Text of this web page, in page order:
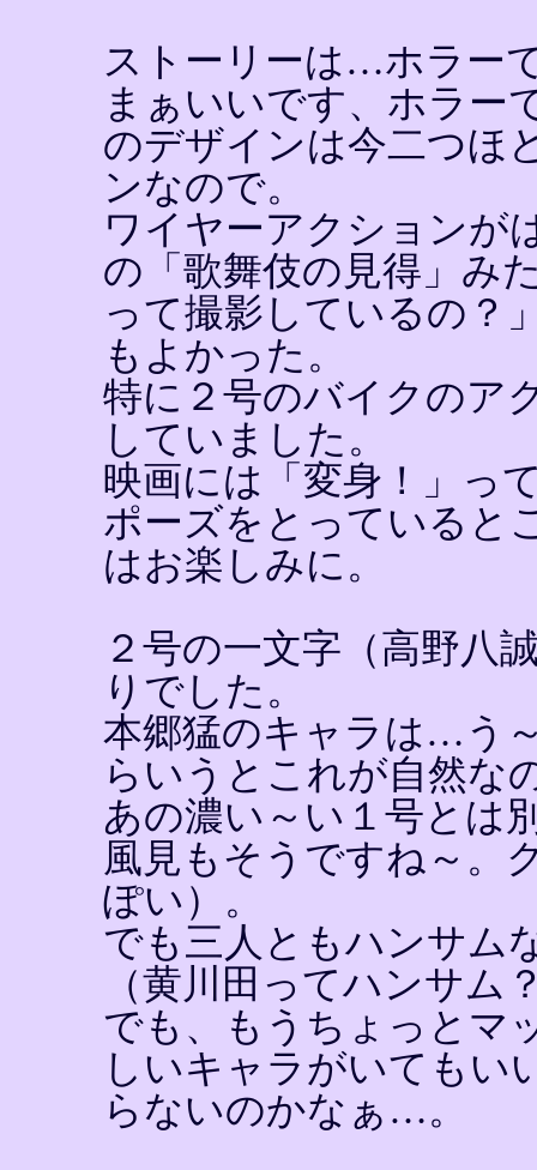
ストーリーは…ホラー
まぁいいです、ホラー
のデザインは今二つほ
ンなので。
ワイヤーアクションが
の「歌舞伎の見得」み
って撮影しているの？
もよかった。
特に２号のバイクのア
していました。
映画には「変身！」っ
ポーズをとっていると
はお楽しみに。
２号の一文字（高野八
りでした。
本郷猛のキャラは…う
らいうとこれが自然な
あの濃い～い１号とは
風見もそうですね～。
ぽい）。
でも三人ともハンサム
（黄川田ってハンサム
でも、もうちょっとマ
しいキャラがいてもい
らないのかなぁ…。